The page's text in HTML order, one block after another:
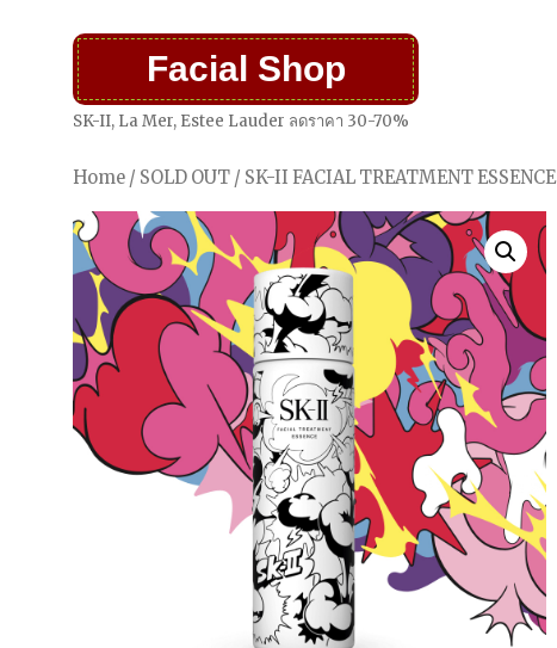
Facial Shop
SK-II, La Mer, Estee Lauder ลดราคา 30-70%
Home / SOLD OUT / SK-II FACIAL TREATMENT